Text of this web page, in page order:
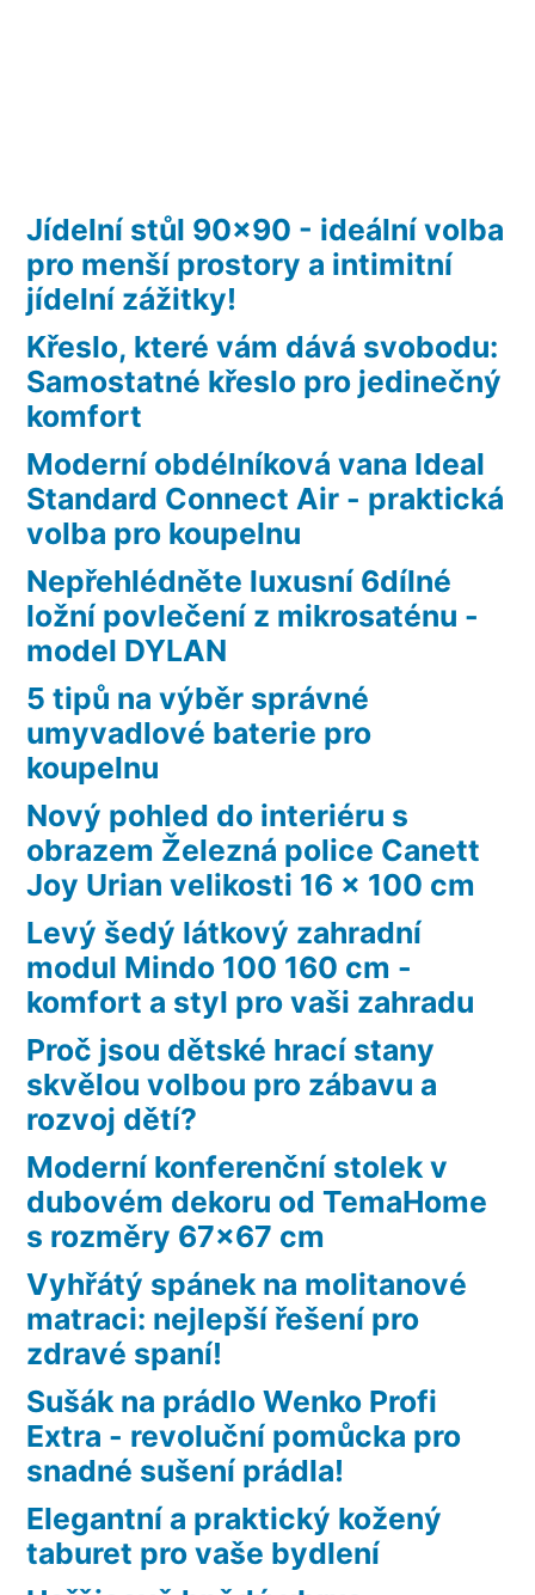
Jídelní stůl 90×90 - ideální volba
pro menší prostory a intimitní
jídelní zážitky!
Křeslo, které vám dává svobodu:
Samostatné křeslo pro jedinečný
komfort
Moderní obdélníková vana Ideal
Standard Connect Air - praktická
volba pro koupelnu
Nepřehlédněte luxusní 6dílné
ložní povlečení z mikrosaténu -
model DYLAN
5 tipů na výběr správné
umyvadlové baterie pro
koupelnu
Nový pohled do interiéru s
obrazem Železná police Canett
Joy Urian velikosti 16 x 100 cm
Levý šedý látkový zahradní
modul Mindo 100 160 cm -
komfort a styl pro vaši zahradu
Proč jsou dětské hrací stany
skvělou volbou pro zábavu a
rozvoj dětí?
Moderní konferenční stolek v
dubovém dekoru od TemaHome
s rozměry 67×67 cm
Vyhřátý spánek na molitanové
matraci: nejlepší řešení pro
zdravé spaní!
Sušák na prádlo Wenko Profi
Extra - revoluční pomůcka pro
snadné sušení prádla!
Elegantní a praktický kožený
taburet pro vaše bydlení